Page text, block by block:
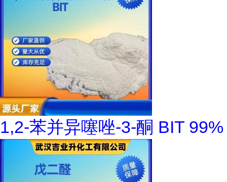
1,2-苯并异噻唑-3-酮 BIT 99%